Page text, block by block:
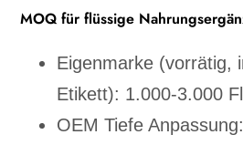
MOQ für flüssige
Eigenmarke (vorrätig,
Etikett): 1.000-3.000
OEM Tiefe